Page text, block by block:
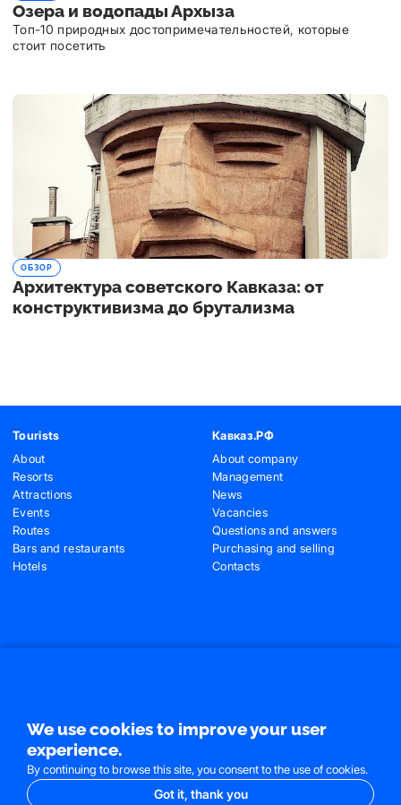
Озера и водопады Архыза
Топ-10 природных достопримечательностей, которые
стоит посетить
ОБЗОР
Архитектура советского Кавказа: от
конструктивизма до брутализма
Tourists
About
Resorts
Attractions
Events
Routes
Bars and restaurants
Hotels
Кавказ.РФ
About company
Management
News
Vacancies
Questions and answers
Purchasing and selling
Contacts
We use cookies to improve your user
experience.
By continuing to browse this site, you consent to the use of cookies.
Got it, thank you